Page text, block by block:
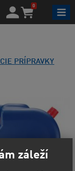
0
PRÍPRAVKY
záleží